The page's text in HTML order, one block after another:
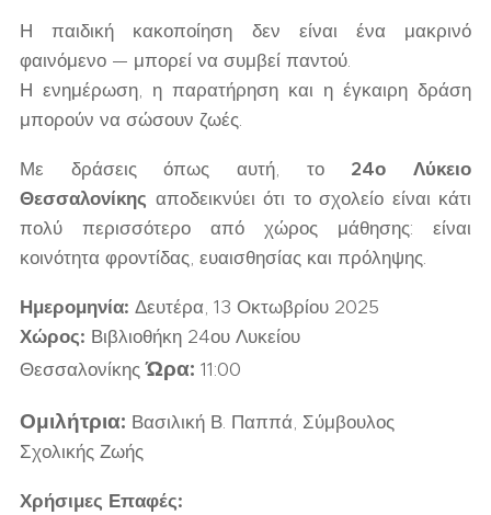
Η παιδική κακοποίηση δεν είναι ένα μακρινό
φαινόμενο — μπορεί να συμβεί παντού.
Η ενημέρωση, η παρατήρηση και η έγκαιρη δράση
μπορούν να σώσουν ζωές.
Με δράσεις όπως αυτή, το 24ο Λύκειο
Θεσσαλονίκης αποδεικνύει ότι το σχολείο είναι κάτι
πολύ περισσότερο από χώρος μάθησης: είναι
κοινότητα φροντίδας, ευαισθησίας και πρόληψης.
Ημερομηνία: Δευτέρα, 13 Οκτωβρίου 2025
Χώρος: Βιβλιοθήκη 24ου Λυκείου
ΘεσσαλονίκηςΏρα: 11:00
Ομιλήτρια: Βασιλική Β. Παππά, Σύμβουλος
Σχολικής Ζωής
Χρήσιμες Επαφές: